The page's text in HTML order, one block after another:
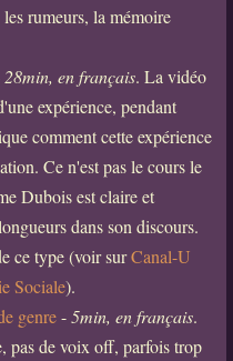
rumeurs, la mémoire
28min, en français. La vidéo
expérience, pendant
comment cette expérience
Ce n'est pas le cours le
Dubois est claire et
dans son discours.
ce type (voir surCanal-U
Sociale).
genre-5min, en français.
pas de voix off, parfois trop